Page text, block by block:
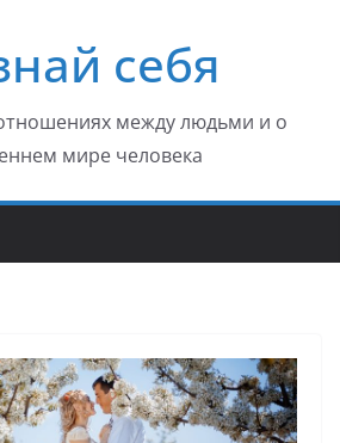
себя
между людьми и о
мире человека